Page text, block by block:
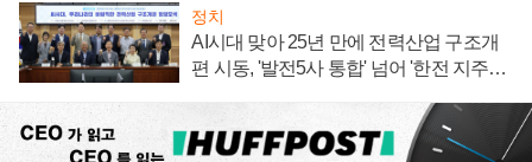
정치
AI시대 맞아 25년 만에 전력산업 구조개
편 시동, '발전5사 통합' 넘어 '한전 지주사'